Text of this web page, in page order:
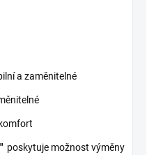
a zaměnitelné
poskytuje možnost výměny